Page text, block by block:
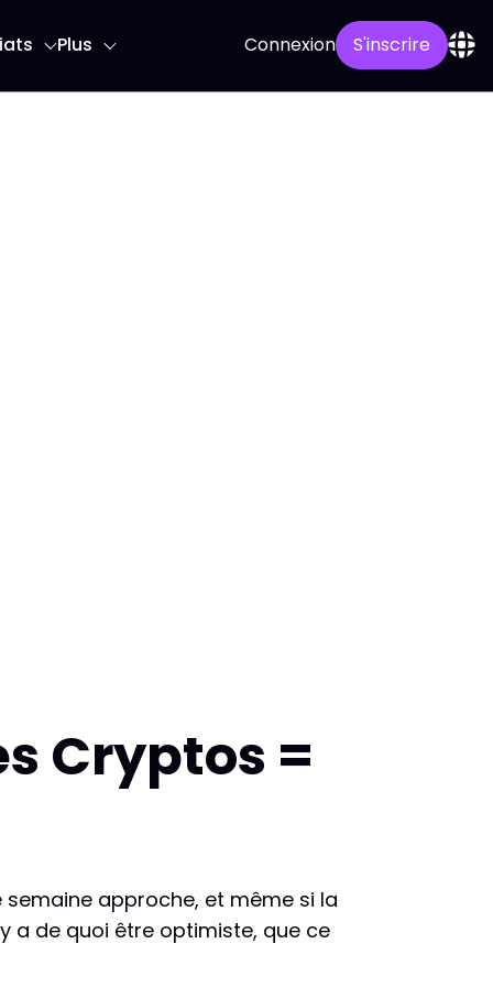
Plus Connexion S'inscrire
Cryptos =
semaine approche, et même si la
a de quoi être optimiste, que ce